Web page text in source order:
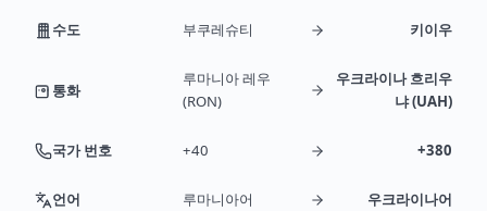
수도 부쿠레슈티 키이우
통화
루마니아 레우
(RON)
우크라이나 흐리우
냐 (UAH)
국가 번호 +40 +380
언어 루마니아어 우크라이나어